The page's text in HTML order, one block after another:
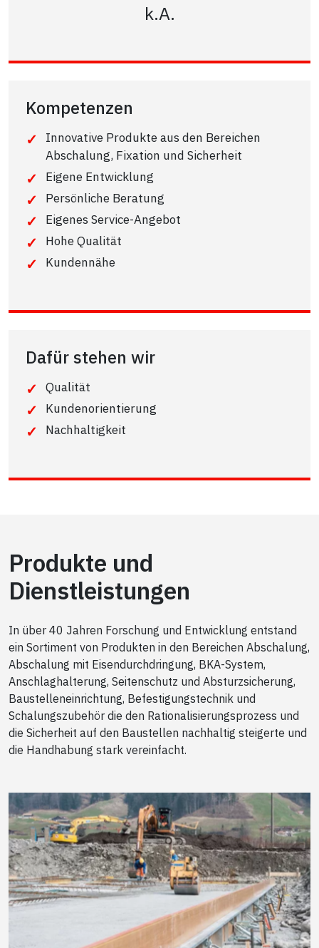
k.A.
Kompetenzen
Innovative Produkte aus den Bereichen
Abschalung, Fixation und Sicherheit
Eigene Entwicklung
Persönliche Beratung
Eigenes Service-Angebot
Hohe Qualität
Kundennähe
Dafür stehen wir
Qualität
Kundenorientierung
Nachhaltigkeit
Produkte und
Dienstleistungen
In über 40 Jahren Forschung und Entwicklung entstand
ein Sortiment von Produkten in den Bereichen Abschalung,
Abschalung mit Eisendurchdringung, BKA-System,
Anschlaghalterung, Seitenschutz und Absturzsicherung,
Baustelleneinrichtung, Befestigungstechnik und
Schalungszubehör die den Rationalisierungsprozess und
die Sicherheit auf den Baustellen nachhaltig steigerte und
die Handhabung stark vereinfacht.